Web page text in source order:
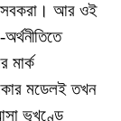
আর ওই
মার্ক
মডেলই তখন
ভূখণ্ডে